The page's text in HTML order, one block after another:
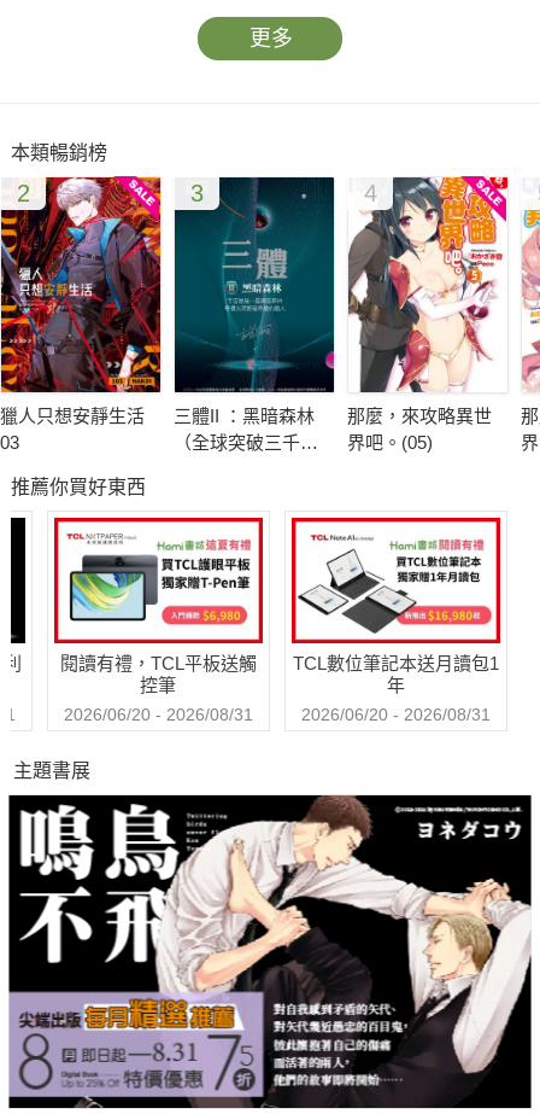
更多
本類暢銷榜
2
獵人只想安靜生活
03
3
三體II ：黑暗森林
（全球突破三千萬
4
那麼，來攻略異世
界吧。(05)
推薦你買好東西
閱讀有禮，TCL平板送觸
控筆
2026/06/20 - 2026/08/31
TCL數位筆記本送月讀包1
年
2026/06/20 - 2026/08/31
主題書展